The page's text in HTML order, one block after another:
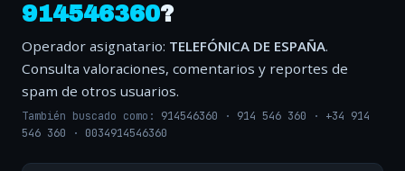
914546360?
Operador asignatario: TELEFÓNICA DE ESPAÑA.
Consulta valoraciones, comentarios y reportes de
spam de otros usuarios.
También buscado como: 914546360 · 914 546 360 · +34 914
546 360 · 0034914546360